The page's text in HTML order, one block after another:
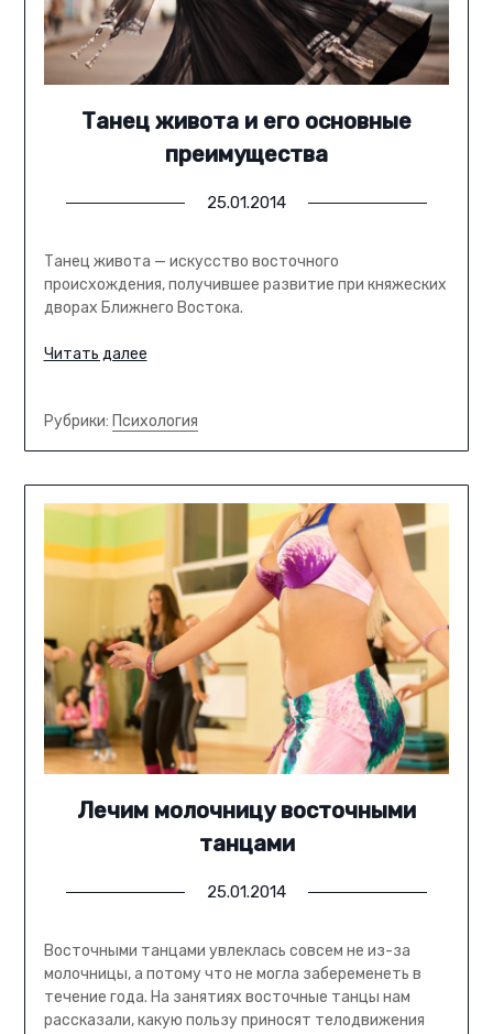
Танец живота и его основные
преимущества
25.01.2014
Танец живота — искусство восточного
происхождения, получившее развитие при княжеских
дворах Ближнего Востока.
Читать далее
Рубрики: Психология
Лечим молочницу восточными
танцами
25.01.2014
Восточными танцами увлеклась совсем не из-за
молочницы, а потому что не могла забеременеть в
течение года. На занятиях восточные танцы нам
рассказали, какую пользу приносят телодвижения